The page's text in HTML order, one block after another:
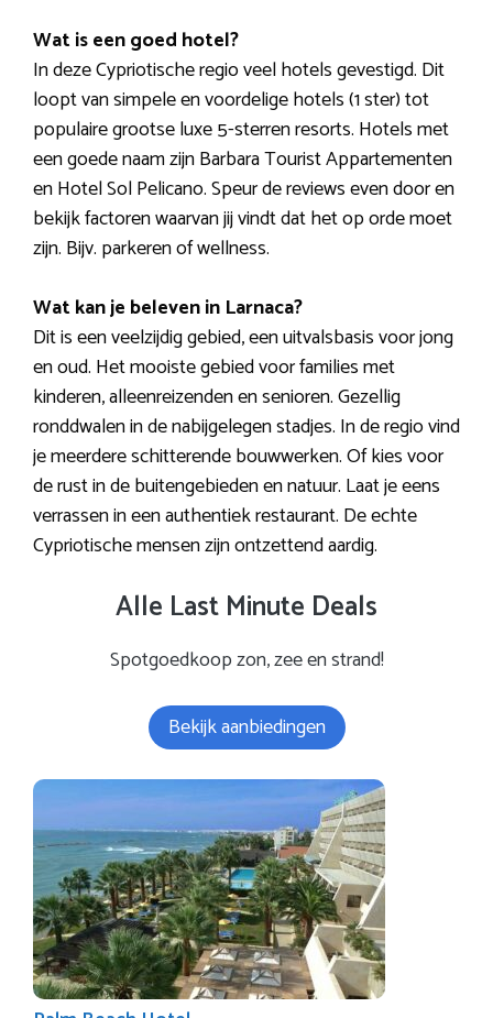
Wat is een goed hotel?
In deze Cypriotische regio veel hotels gevestigd. Dit
loopt van simpele en voordelige hotels (1 ster) tot
populaire grootse luxe 5-sterren resorts. Hotels met
een goede naam zijn Barbara Tourist Appartementen
en Hotel Sol Pelicano. Speur de reviews even door en
bekijk factoren waarvan jij vindt dat het op orde moet
zijn. Bijv. parkeren of wellness.
Wat kan je beleven in Larnaca?
Dit is een veelzijdig gebied, een uitvalsbasis voor jong
en oud. Het mooiste gebied voor families met
kinderen, alleenreizenden en senioren. Gezellig
ronddwalen in de nabijgelegen stadjes. In de regio vind
je meerdere schitterende bouwwerken. Of kies voor
de rust in de buitengebieden en natuur. Laat je eens
verrassen in een authentiek restaurant. De echte
Cypriotische mensen zijn ontzettend aardig.
Alle Last Minute Deals
Spotgoedkoop zon, zee en strand!
Bekijk aanbiedingen